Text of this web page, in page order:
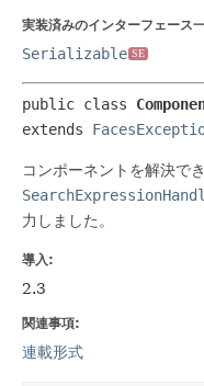
実装済みのインターフェース
Serializable SE
public class
extends
コンポーネントを解決で
力しました。
導入:
2.3
関連事項:
連載形式